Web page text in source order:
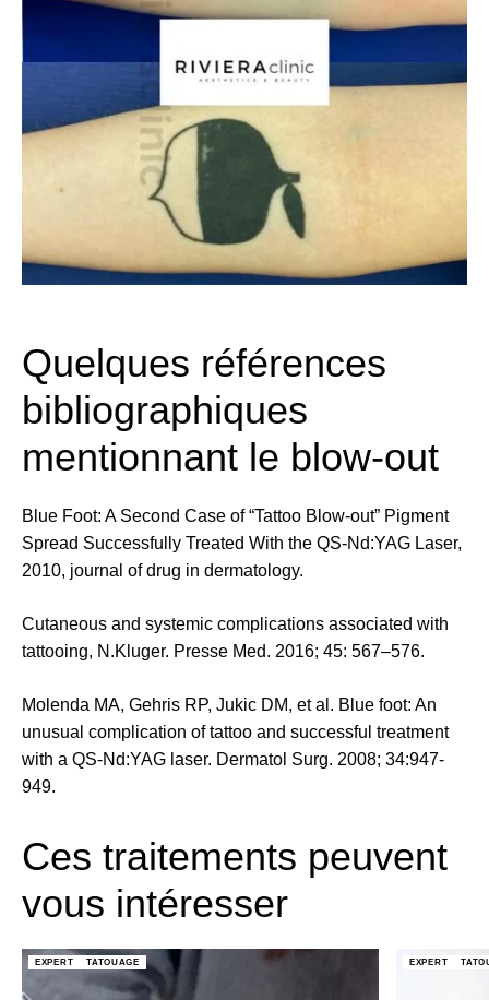
Quelques références
bibliographiques
mentionnant le blow-out
Blue Foot: A Second Case of “Tattoo Blow-out” Pigment
Spread Successfully Treated With the QS-Nd:YAG Laser,
2010, journal of drug in dermatology.
Cutaneous and systemic complications associated with
tattooing, N.Kluger. Presse Med. 2016; 45: 567–576.
Molenda MA, Gehris RP, Jukic DM, et al. Blue foot: An
unusual complication of tattoo and successful treatment
with a QS-Nd:YAG laser. Dermatol Surg. 2008; 34:947-
949.
Ces traitements peuvent
vous intéresser
EXPERT TATOUAGE EXPERT